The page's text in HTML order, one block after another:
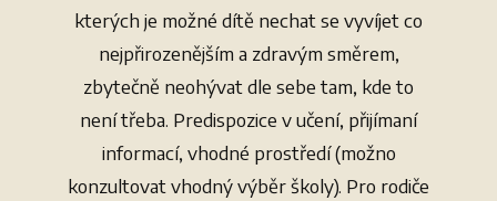
kterých je možné dítě nechat se vyvíjet co
nejpřirozenějším a zdravým směrem,
zbytečně neohývat dle sebe tam, kde to
není třeba. Predispozice v učení, přijímaní
informací, vhodné prostředí (možno
konzultovat vhodný výběr školy). Pro rodiče